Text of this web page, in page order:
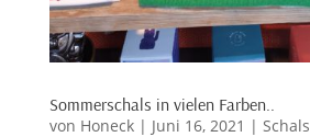
Sommerschals in vielen Farben..
von Honeck| Juni 16, 2021 | Schals